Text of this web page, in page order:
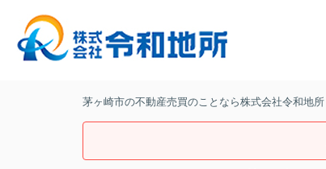
茅ヶ崎市の不動産売買のことなら株式会社令和地所